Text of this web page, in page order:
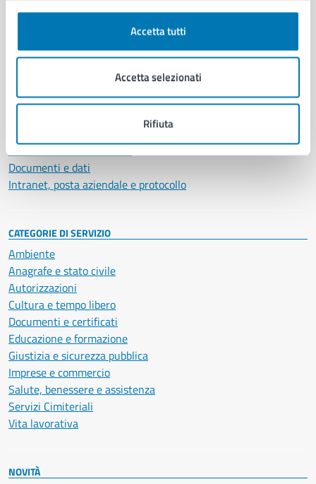
Accetta tutti
Accetta selezionati
Rifiuta
Aree amministrative
Uffici
Personale amministrativo
Documenti e dati
Intranet, posta aziendale e protocollo
CATEGORIE DI SERVIZIO
Ambiente
Anagrafe e stato civile
Autorizzazioni
Cultura e tempo libero
Documenti e certificati
Educazione e formazione
Giustizia e sicurezza pubblica
Imprese e commercio
Salute, benessere e assistenza
Servizi Cimiteriali
Vita lavorativa
NOVITÀ